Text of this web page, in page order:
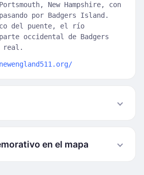
New Hampshire, con
por Badgers Island.
del puente, el río
occidental de Badgers
real.
en el mapa